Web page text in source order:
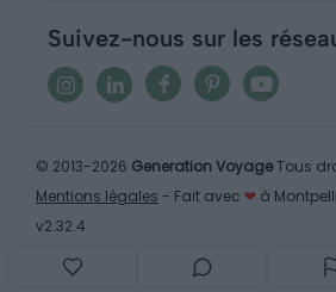
Suivez-nous sur les
© 2013-2026 Generation VoyageTous
Mentions légales - Fait avec ❤ à
v2.32.4